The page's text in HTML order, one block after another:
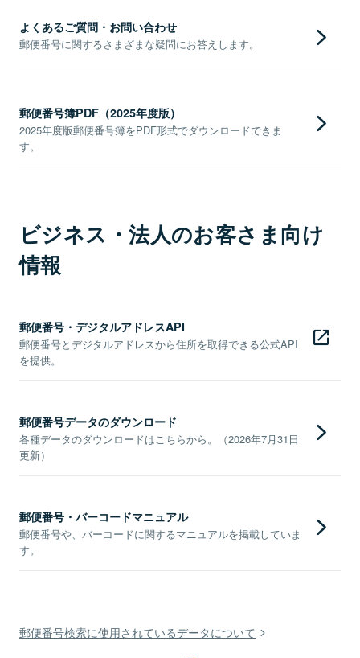
よくあるご質問・お問い合わせ
郵便番号に関するさまざまな疑問にお答えします。
郵便番号簿PDF（2025年度版）
2025年度版郵便番号簿をPDF形式でダウンロードできま
す。
ビジネス・法人のお客さま向け
情報
郵便番号・デジタルアドレスAPI
郵便番号とデジタルアドレスから住所を取得できる公式API
を提供。
郵便番号データのダウンロード
各種データのダウンロードはこちらから。（2026年7月31日
更新）
郵便番号・バーコードマニュアル
郵便番号や、バーコードに関するマニュアルを掲載していま
す。
郵便番号検索に使用されているデータについて